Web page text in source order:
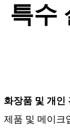
특수
화장품 및 개인
제품 및 메이크